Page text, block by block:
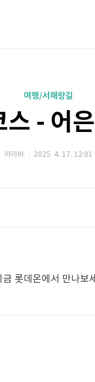
여행/서해랑길
- 어
야라바 2025. 4. 17. 12:01
롯데온에서 만나보